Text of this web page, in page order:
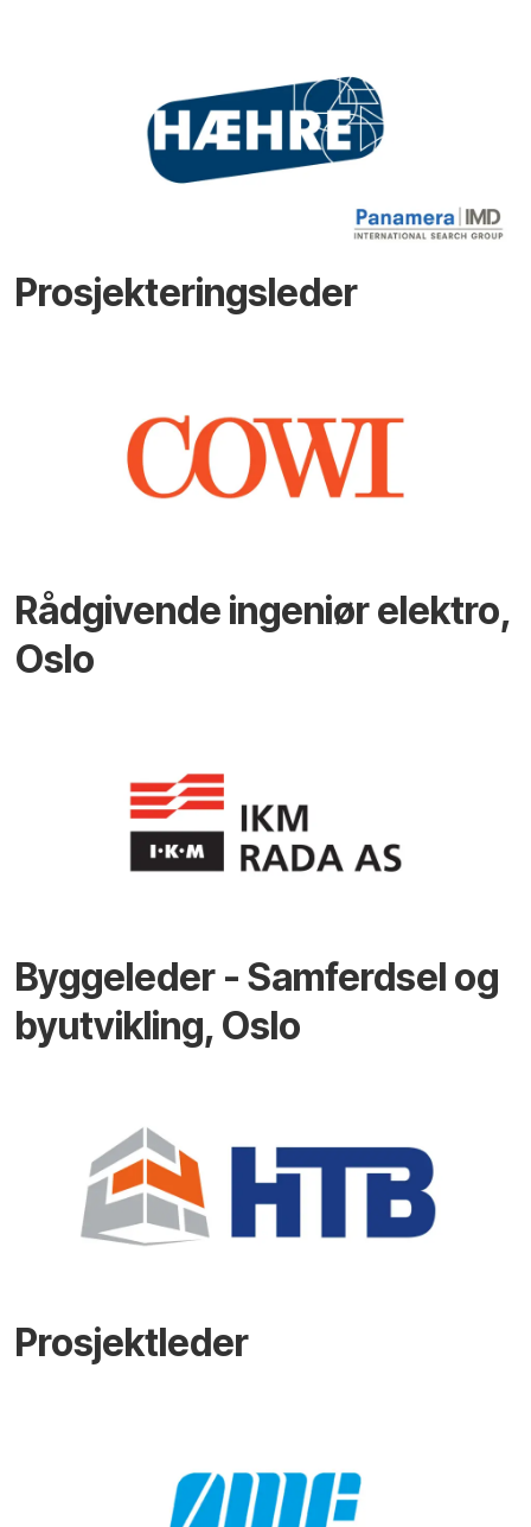
Prosjekteringsleder
Rådgivende ingeniør elektro,
Oslo
Byggeleder - Samferdsel og
byutvikling, Oslo
Prosjektleder